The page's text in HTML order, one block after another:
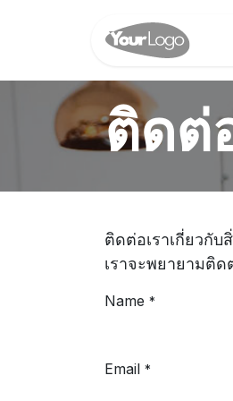
ติดต่
ติดต่อเราเกี่ยวกับ
เราจะพยายามติ
Name *
Email *